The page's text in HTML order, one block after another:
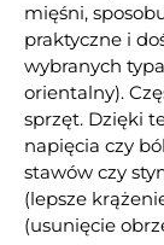
mięśni,
praktyczne i
wybranych
orientalny).
sprzęt. Dzięki
napięcia czy
stawów czy
(lepsze
(usunięcie